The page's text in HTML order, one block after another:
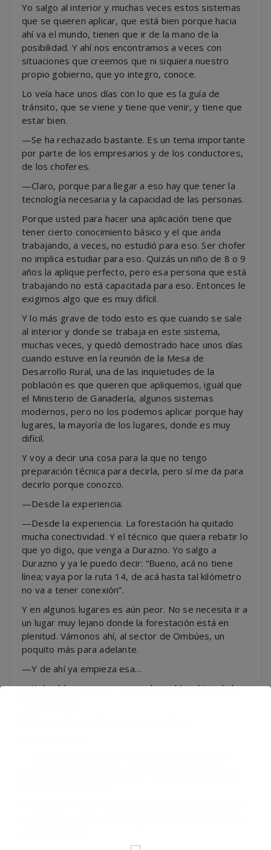
Yo salgo al interior y muchas veces estos sistemas
que se quieren aplicar, que está bien porque hacia
ahí va el mundo, tienen que ir de la mano de la
posibilidad. Y ahí nos encontramos a veces con
situaciones que creemos que ni siquiera nuestro
propio gobierno, que yo integro, conoce.
Lo veía hace unos días con lo que es la guía de
tránsito, que se viene y tiene que venir, y tiene que
estar bien.
—Se ha rechazado bastante. Es un tema importante
por parte de los empresarios y de los conductores,
de los choferes.
—Claro, porque para llegar a eso hay que tener la
tecnología necesaria y la capacidad de las personas.
Porque usted para hacer una aplicación tiene que
tener cierto conocimiento básico y el que anda
trabajando, a veces, no estudió para eso. Ser chofer
no implica estudiar para eso. Quizás un niño de 8 o 9
años la aplique perfecto, pero esa persona que está
trabajando no está capacitada para eso. Entonces le
exigimos algo que es muy difícil.
Y lo más grave de todo esto es que cuando se sale
al interior y donde se trabaja en este sistema,
muchas veces, y quedó demostrado hace unos días
cuando estuve en la reunión de la Mesa de
Desarrollo Rural, una de las inquietudes de la
población es que quieren que apliquemos, igual que
el Ministerio de Ganadería, algunos sistemas
modernos, pero no los podemos aplicar porque hay
lugares, la mayoría de los lugares, donde es muy
difícil.
Y voy a decir una cosa para la que no tengo
preparación técnica para decirla, pero sí me da para
decirlo porque conozco.
—Desde la experiencia.
—Desde la experiencia. La forestación ha quitado
mucha conectividad. Y el técnico que quiera rebatir lo
que yo digo, que venga a Durazno. Yo salgo a
Durazno y ya le puedo decir: “Bueno, acá no tiene
línea; vaya por la ruta 14, de acá hasta tal kilómetro
no va a tener conexión”.
Y en algunos lugares es aún peor. No se necesita ir a
un lugar muy lejano donde la forestación está en
plenitud. Vámonos ahí, al sector de Ombúes, un
poquito más para adelante.
—Y de ahí ya empieza esa…
—Y de ahí ya arrancamos con la problemática de la